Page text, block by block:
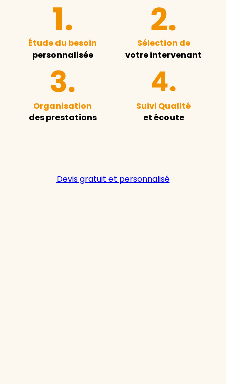
Étude du besoin
personnalisée
Sélection de
votre intervenant
Organisation
des prestations
Suivi Qualité
et écoute
Devis gratuit et personnalisé